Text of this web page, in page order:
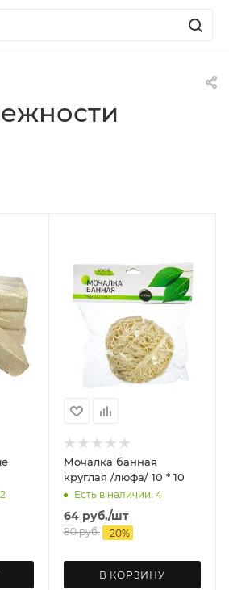
Мочалка банная
круглая /люфа/ 10 * 10
Есть в наличии: 4
64руб./шт
80руб. -20%
В КОРЗИНУ